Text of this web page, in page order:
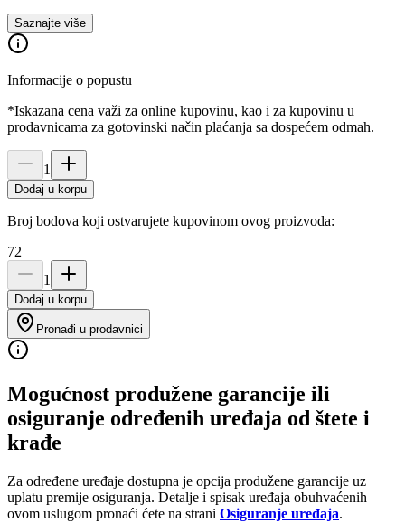
Saznajte više
Informacije o popustu
*Iskazana cena važi za online kupovinu, kao i za kupovinu u
prodavnicama za gotovinski način plaćanja sa dospećem odmah.
1
Dodaj u korpu
Broj bodova koji ostvarujete kupovinom ovog proizvoda:
72
1
Dodaj u korpu
Pronađi u prodavnici
Mogućnost produžene garancije ili
osiguranje određenih uređaja od štete i
krađe
Za određene uređaje dostupna je opcija produžene garancije uz
uplatu premije osiguranja. Detalje i spisak uređaja obuhvaćenih
ovom uslugom pronaći ćete na strani Osiguranje uređaja.